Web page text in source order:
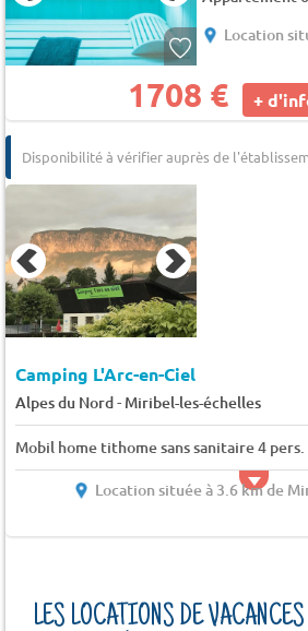
Location
1708 € +
Disponibilité à vérifier auprès de
Camping L'Arc-en-Ciel
Alpes du Nord- Miribel-les-échelles
Mobil home tithome sans sanitaire 4 pers.
Location située à 3.6 km de
LES LOCATIONS DE